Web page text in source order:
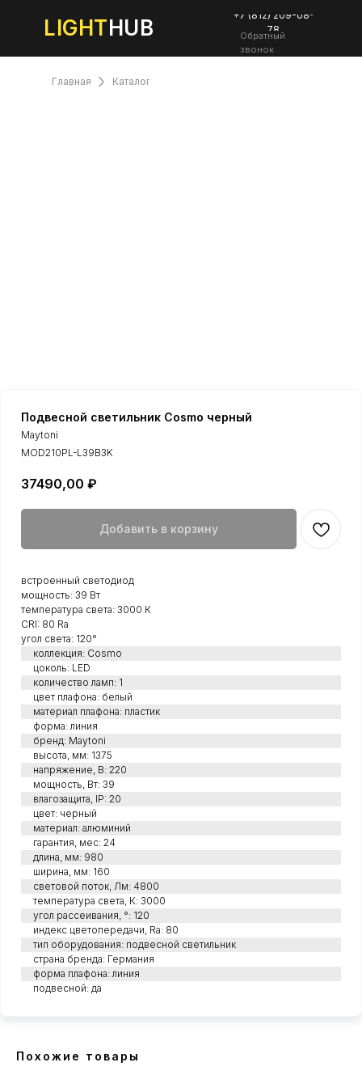
LIGHTHUB
+7 (812) 209-08-
78
Обратный
звонок
Каталог
Главная
Подвесной светильник Cosmo черный
Maytoni
MOD210PL-L39B3K
37490,00 ₽
Добавить в корзину
встроенный светодиод
мощность: 39 Вт
температура света: 3000 К
CRI: 80 Ra
угол света: 120°
коллекция: Cosmo
цоколь: LED
количество ламп: 1
цвет плафона: белый
материал плафона: пластик
форма: линия
бренд: Maytoni
высота, мм: 1375
напряжение, В: 220
мощность, Вт: 39
влагозащита, IP: 20
цвет: черный
материал: алюминий
гарантия, мес: 24
длина, мм: 980
ширина, мм: 160
световой поток, Лм: 4800
температура света, К: 3000
угол рассеивания, °: 120
индекс цветопередачи, Ra: 80
тип оборудования: подвесной светильник
страна бренда: Германия
форма плафона: линия
подвесной: да
Похожие товары